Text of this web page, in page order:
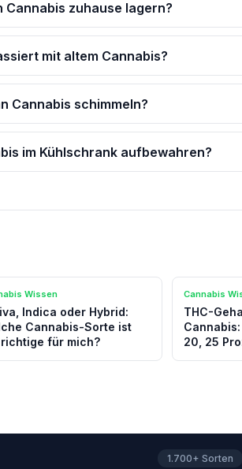
Cannabis zuhause lagern?
mit altem Cannabis?
Cannabis schimmeln?
im Kühlschrank aufbewahren?
Wissen
Indica oder Hybrid:
Cannabis-Sorte ist
für mich?
Cannabis
THC-
Cannabis:
20, 25
1.700+ Sorten